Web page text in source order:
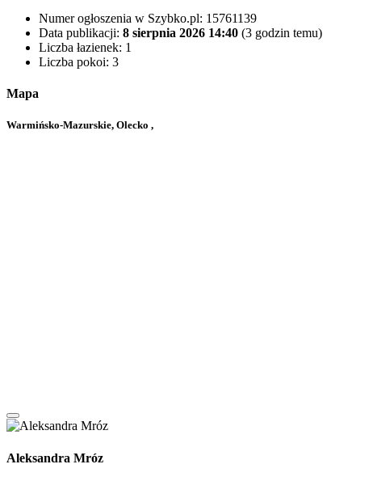
Numer ogłoszenia w Szybko.pl: 15761139
Data publikacji: 8 sierpnia 2026 14:40 (3 godzin temu)
Liczba łazienek: 1
Liczba pokoi: 3
Mapa
Warmińsko-Mazurskie, Olecko ,
Aleksandra Mróz